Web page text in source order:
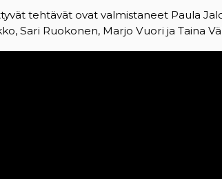
tehtävät ovat valmistaneet Paula
Sari Ruokonen, Marjo Vuori ja Taina